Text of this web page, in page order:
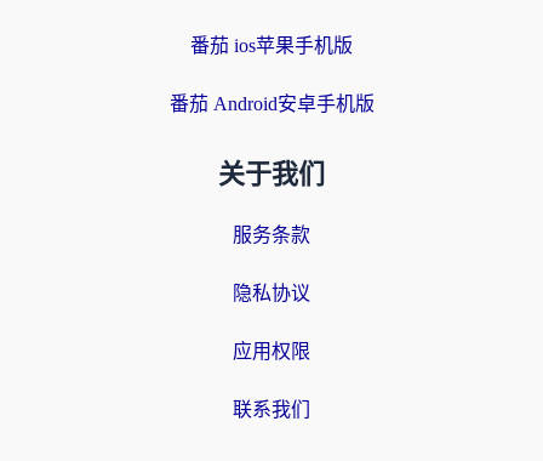
番茄 ios苹果手机版
番茄 Android安卓手机版
关于我们
服务条款
隐私协议
应用权限
联系我们